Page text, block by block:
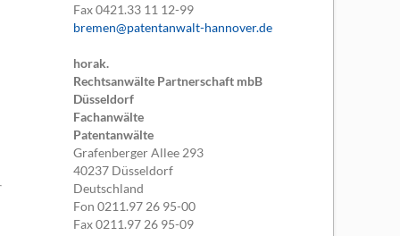
Fax0421.33 11 12-99
bremen@patentanwalt-hannover.de
horak.
Rechtsanwälte Partnerschaft mbB
Düsseldorf
Fachanwälte
Patentanwälte
Grafenberger Allee 293
40237 Düsseldorf
Deutschland
Fon0211.97 26 95-00
Fax0211.97 26 95-09